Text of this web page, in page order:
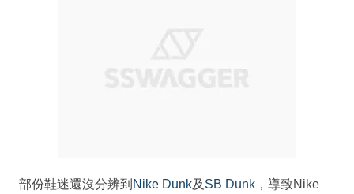
部份鞋迷還沒分辨到 Nike Dunk及 SB Dunk ，導致Nike